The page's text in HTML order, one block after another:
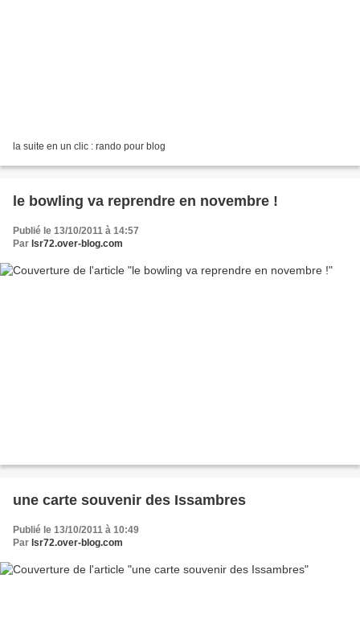
la suite en un clic : rando pour blog
le bowling va reprendre en novembre !
Publié le 13/10/2011 à 14:57
Par lsr72.over-blog.com
une carte souvenir des Issambres
Publié le 13/10/2011 à 10:49
Par lsr72.over-blog.com